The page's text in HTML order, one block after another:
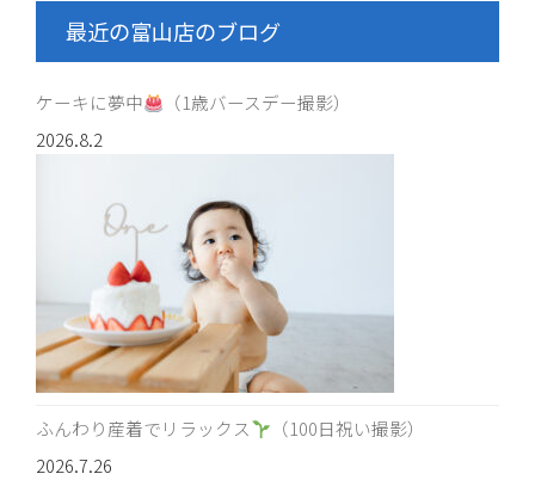
最近の富山店のブログ
ケーキに夢中
（1歳バースデー撮影）
2026.8.2
ふんわり産着でリラックス
（100日祝い撮影）
2026.7.26